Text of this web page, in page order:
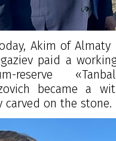
Akim of Almaty
paid a
reserve
became a
carved on the stone.